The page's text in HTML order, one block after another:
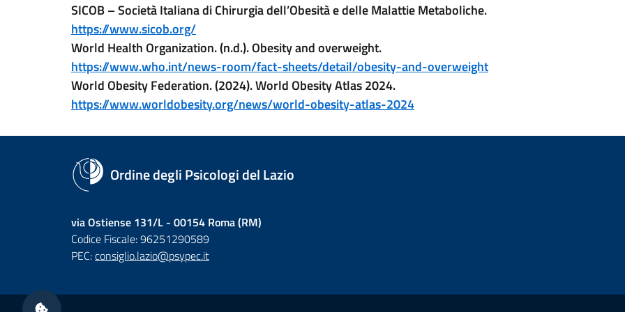
SICOB – Società Italiana di Chirurgia dell’Obesità e delle Malattie Metaboliche.
https://www.sicob.org/(nuova scheda - new tab)
World Health Organization. (n.d.). Obesity and overweight.
https://www.who.int/news-room/fact-sheets/detail/obesity-and-overweight(nuova scheda - new tab)
World Obesity Federation. (2024). World Obesity Atlas 2024.
https://www.worldobesity.org/news/world-obesity-atlas-2024(nuova scheda - new tab)
Ordine degli Psicologi del Lazio
via Ostiense 131/L - 00154 Roma (RM)
Codice Fiscale: 96251290589
PEC:consiglio.lazio@psypec.it